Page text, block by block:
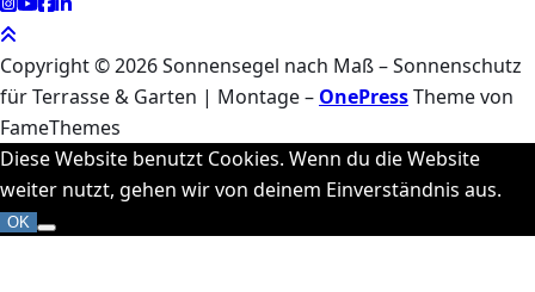
Copyright © 2026 Sonnensegel nach Maß – Sonnenschutz
für Terrasse & Garten | Montage– OnePressTheme von
FameThemes
Diese Website benutzt Cookies. Wenn du die Website
weiter nutzt, gehen wir von deinem Einverständnis aus.
OK